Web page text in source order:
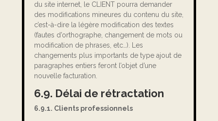
du site internet, le CLIENT pourra demander
des modifications mineures du contenu du site,
c’est-à-dire la légère modification des textes
(fautes d’orthographe, changement de mots ou
modification de phrases, etc…). Les
changements plus importants de type ajout de
paragraphes entiers feront l’objet d’une
nouvelle facturation.
6.9. Délai de rétractation
6.9.1. Clients professionnels